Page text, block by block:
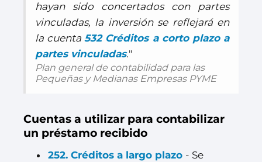
hayan sido concertados con partes
vinculadas, la inversión se reflejará en
la cuenta532 Créditos a corto plazo a
partes vinculadas."
Plan general de contabilidad para las
Pequeñas y Medianas Empresas PYME
Cuentas a utilizar para contabilizar
un préstamo recibido
252. Créditos a largo plazo - Se